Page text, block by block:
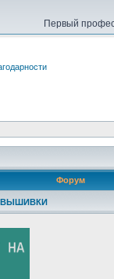
Первый
Форум
ВЫШИВКИ